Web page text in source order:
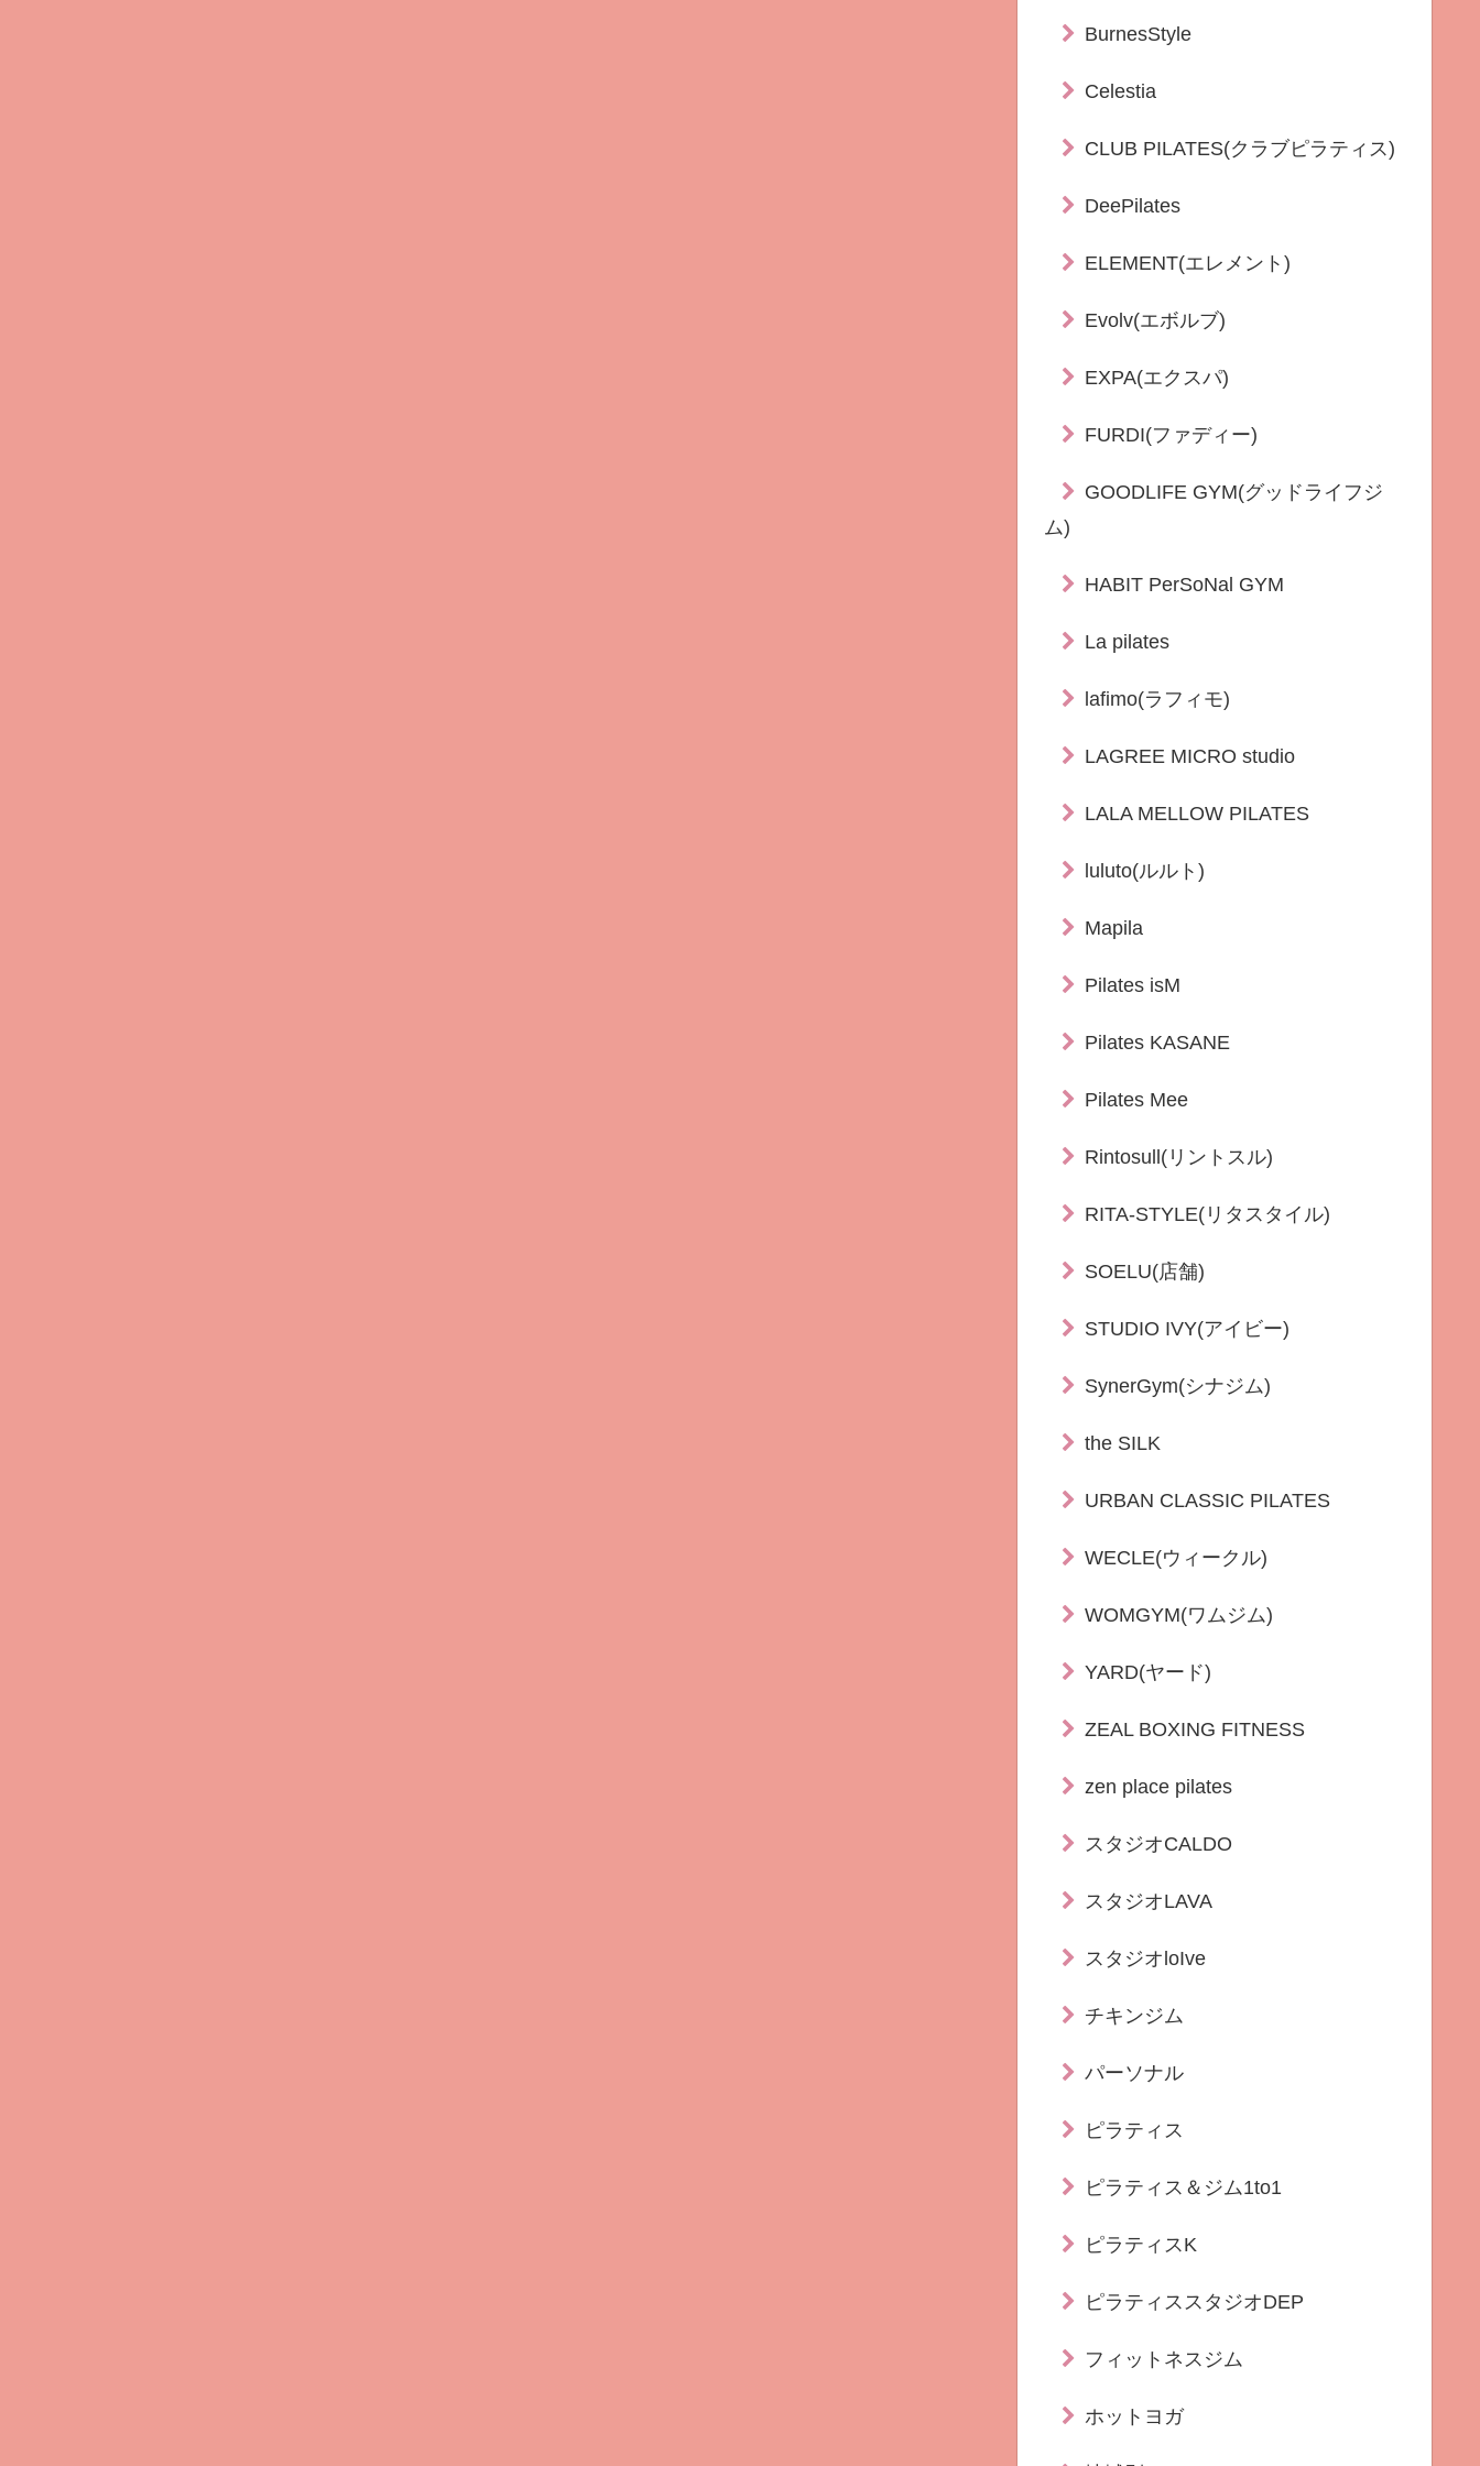
BurnesStyle
Celestia
CLUB PILATES(クラブピラティス)
DeePilates
ELEMENT(エレメント)
Evolv(エボルブ)
EXPA(エクスパ)
FURDI(ファディー)
GOODLIFE GYM(グッドライフジ
ム)
HABIT PerSoNal GYM
La pilates
lafimo(ラフィモ)
LAGREE MICRO studio
LALA MELLOW PILATES
luluto(ルルト)
Mapila
Pilates isM
Pilates KASANE
Pilates Mee
Rintosull(リントスル)
RITA-STYLE(リタスタイル)
SOELU(店舗)
STUDIO IVY(アイビー)
SynerGym(シナジム)
the SILK
URBAN CLASSIC PILATES
WECLE(ウィークル)
WOMGYM(ワムジム)
YARD(ヤード)
ZEAL BOXING FITNESS
zen place pilates
スタジオCALDO
スタジオLAVA
スタジオloIve
チキンジム
パーソナル
ピラティス
ピラティス＆ジム1to1
ピラティスK
ピラティススタジオDEP
フィットネスジム
ホットヨガ